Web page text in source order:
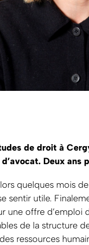
de droit à
d’avocat. Deux
quelques mois
sentir utile.
une offre d’emploi
de la structure
ressources